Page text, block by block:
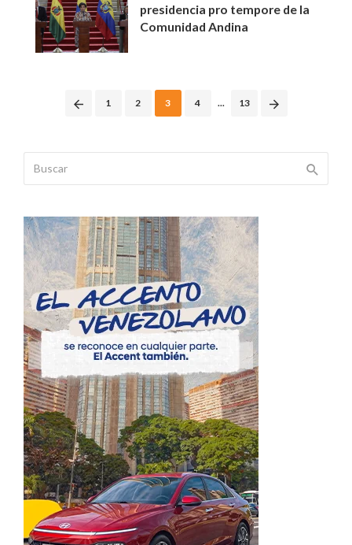
presidencia pro tempore de la
Comunidad Andina
navigation
1 2 3 4 ... 13